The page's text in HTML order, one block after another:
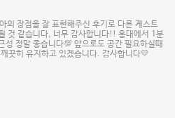
의 장점을 잘 표현해주신 후기로 다른 게스트
것 같습니다, 너무 감사합니다!! 홍대에서 1분
성 정말 좋습니다💯 앞으로도 공간 필요하실때
끗히 유지하고 있겠습니다. 감사합니다💛